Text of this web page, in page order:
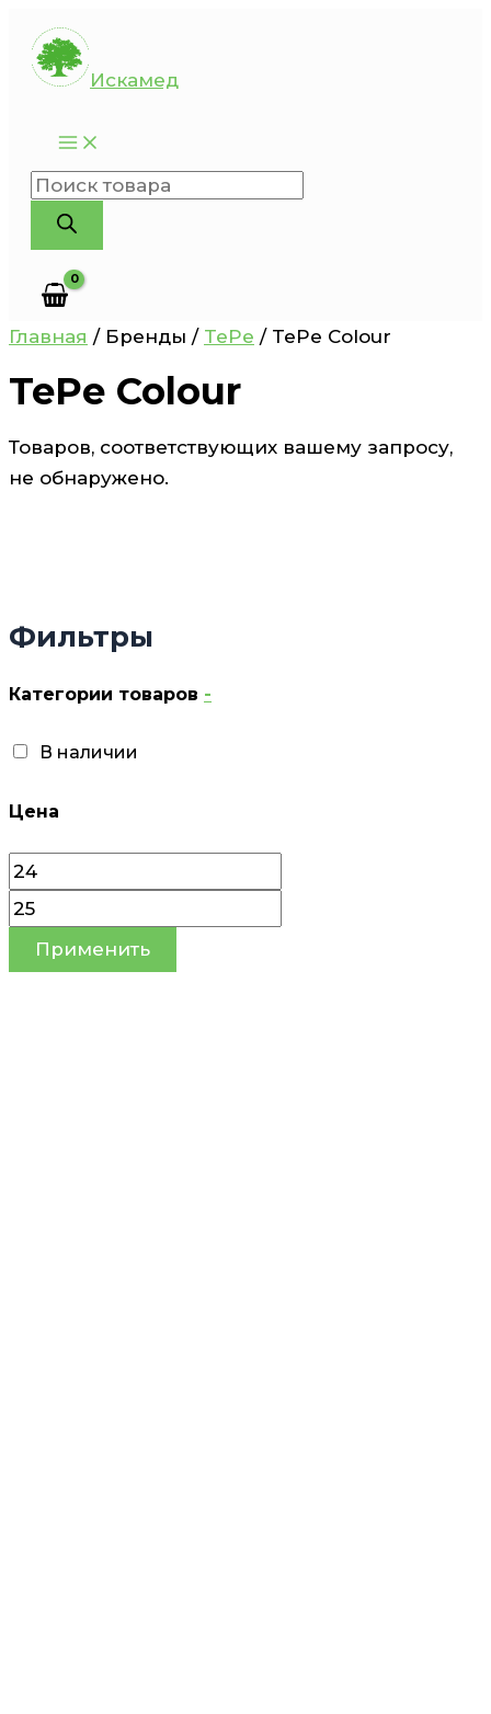
Перейти
содержимому
Искамед
Поиск
товаров
Фильтры
Категории товаров -
В наличии
Цена
Применить
Главная / Бренды / TePe / TePe Colour
TePe Colour
Товаров, соответствующих вашему запросу,
не обнаружено.